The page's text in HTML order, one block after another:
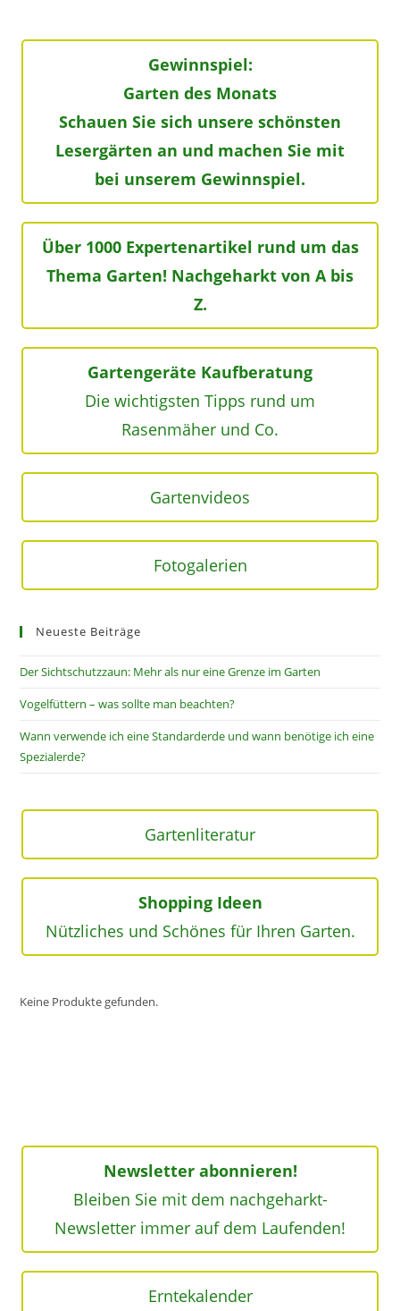
Gewinnspiel:
Garten des Monats
Schauen Sie sich unsere schönsten
Lesergärten an und machen Sie mit
bei unserem Gewinnspiel.
Über 1000 Expertenartikel rund um das
Thema Garten! Nachgeharkt von A bis
Z.
Gartengeräte Kaufberatung
Die wichtigsten Tipps rund um
Rasenmäher und Co.
Gartenvideos
Fotogalerien
Neueste Beiträge
Der Sichtschutzzaun: Mehr als nur eine Grenze im Garten
Vogelfüttern – was sollte man beachten?
Wann verwende ich eine Standarderde und wann benötige ich eine
Spezialerde?
Gartenliteratur
Shopping Ideen
Nützliches und Schönes für Ihren Garten.
Keine Produkte gefunden.
Newsletter abonnieren!
Bleiben Sie mit dem nachgeharkt-
Newsletter immer auf dem Laufenden!
Erntekalender